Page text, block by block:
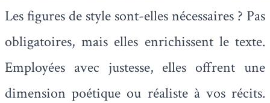
Les figures de style sont-elles nécessaires ? Pas
obligatoires, mais elles enrichissent le texte.
Employées avec justesse, elles offrent une
dimension poétique ou réaliste à vos récits.